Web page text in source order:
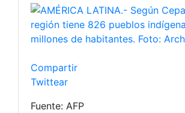
Compartir
Twittear
Fuente: AFP